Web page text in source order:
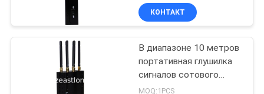
НАС
изолятор EST-808HE4
для военных
КОНТАКТ
В диапазоне 10 метров
портативная глушилка
сигналов сотового
телефона 30dbm С DCS
MOQ:1PCS